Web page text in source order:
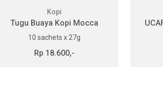
Kopi
Tugu Buaya Kopi Mocca
10 sachets x 27g
Rp 18.600,-